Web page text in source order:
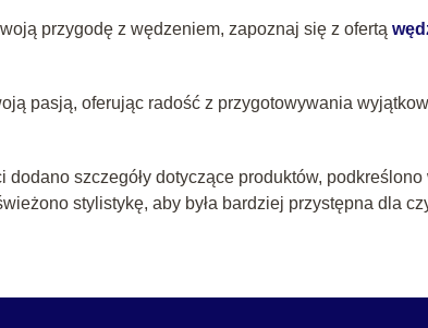
przygodę z wędzeniem, zapoznaj się z ofertą
pasją, oferując radość z przygotowywania
szczegóły dotyczące produktów,
stylistykę, aby była bardziej przystępna dla